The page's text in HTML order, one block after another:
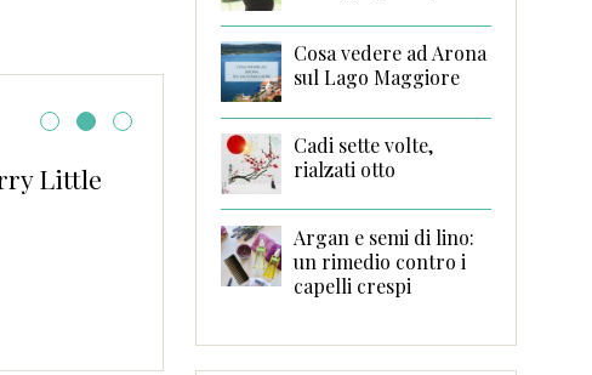
Se scrivi, fatti leggere di
Cosa vedere ad Arona
sul Lago Maggiore
Cadi sette volte,
rialzati otto
Argan e semi di lino:
un rimedio contro i
capelli crespi